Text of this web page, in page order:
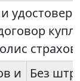
и
Без